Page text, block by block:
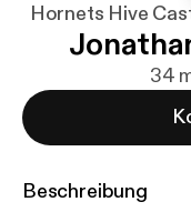
Hornets Hive
34
Beschreibung